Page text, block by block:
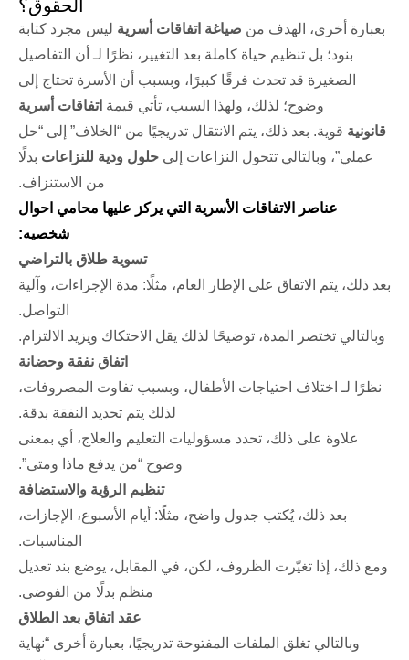
الحقوق؟
بعبارة أخرى، الهدف من صياغة اتفاقات أسرية ليس مجرد كتابة
بنود؛ بل تنظيم حياة كاملة بعد التغيير، نظرًا لـ أن التفاصيل
الصغيرة قد تحدث فرقًا كبيرًا، وبسبب أن الأسرة تحتاج إلى
وضوح؛ لذلك، ولهذا السبب، تأتي قيمة اتفاقات أسرية
قانونية قوية. بعد ذلك، يتم الانتقال تدريجيًا من “الخلاف” إلى “حل
عملي”، وبالتالي تتحول النزاعات إلى حلول ودية للنزاعات بدلًا
من الاستنزاف.
عناصر الاتفاقات الأسرية التي يركز عليها محامي احوال
شخصيه:
تسوية طلاق بالتراضي
بعد ذلك، يتم الاتفاق على الإطار العام، مثلًا: مدة الإجراءات، وآلية
التواصل.
وبالتالي تختصر المدة، توضيحًا لذلك يقل الاحتكاك ويزيد الالتزام.
اتفاق نفقة وحضانة
نظرًا لـ اختلاف احتياجات الأطفال، وبسبب تفاوت المصروفات،
لذلك يتم تحديد النفقة بدقة.
علاوة على ذلك، تحدد مسؤوليات التعليم والعلاج، أي بمعنى
وضوح “من يدفع ماذا ومتى”.
تنظيم الرؤية والاستضافة
بعد ذلك، يُكتب جدول واضح، مثلًا: أيام الأسبوع، الإجازات،
المناسبات.
ومع ذلك، إذا تغيّرت الظروف، لكن، في المقابل، يوضع بند تعديل
منظم بدلًا من الفوضى.
عقد اتفاق بعد الطلاق
وبالتالي تغلق الملفات المفتوحة تدريجيًا، بعبارة أخرى “نهاية